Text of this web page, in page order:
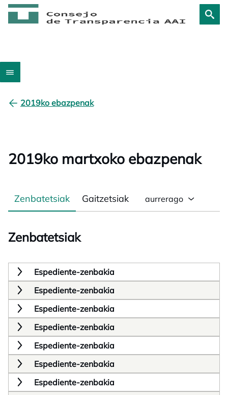
2019ko ebazpenak
2019ko martxoko ebazpenak
Zenbatetsiak Gaitzetsiak aurrerago
Zenbatetsiak
Espediente-zenbakia
Espediente-zenbakia
Espediente-zenbakia
Espediente-zenbakia
Espediente-zenbakia
Espediente-zenbakia
Espediente-zenbakia